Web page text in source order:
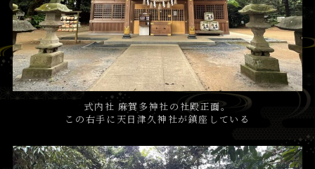
式内社 麻賀多神社の社殿正面。
この右手に天日津久神社が鎮座している